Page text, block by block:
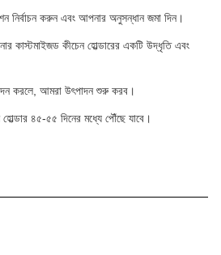
নির্বাচন করুন এবং আপনার অনুসন্ধান জমা দিন।
কাস্টমাইজড কীচেন হোল্ডারের একটি উদ্ধৃতি এবং
করলে, আমরা উৎপাদন শুরু করব।
৪৫-৫৫ দিনের মধ্যে পৌঁছে যাবে।